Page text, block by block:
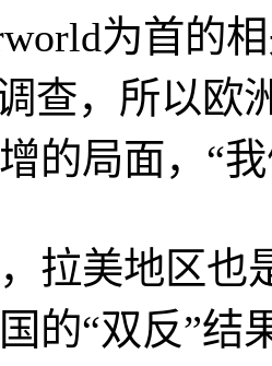
为首的
查，所以欧
的局面，“
美地区也
的“双反”结